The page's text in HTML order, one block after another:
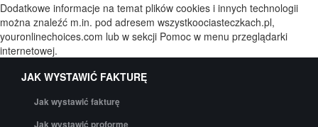
Dodatkowe informacje na temat plików cookies i innych technologii
można znaleźć m.in. pod adresem wszystkoociasteczkach.pl,
youronlinechoices.com lub w sekcji Pomoc w menu przeglądarki
internetowej.
JAK WYSTAWIĆ FAKTURĘ
Jak wystawić fakturę
Jak wystawić proformę